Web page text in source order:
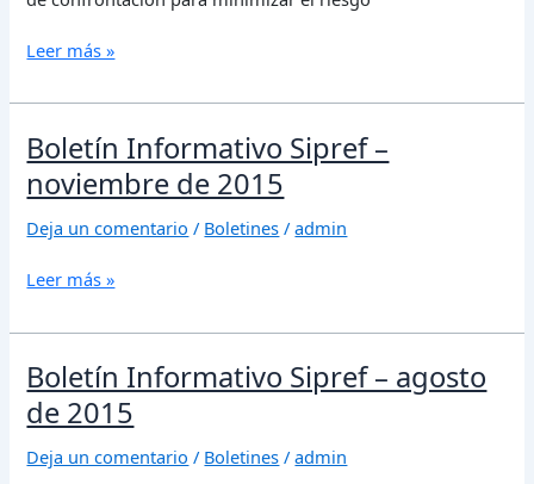
Leer más »
Boletín Informativo Sipref –
noviembre de 2015
Deja un comentario / Boletines /admin
Boletín
Informativo
Sipref
noviembre
2015
Leer más »
Boletín Informativo Sipref – agosto
de 2015
Deja un comentario / Boletines /admin
Boletín
Informativo
Sipref
agosto